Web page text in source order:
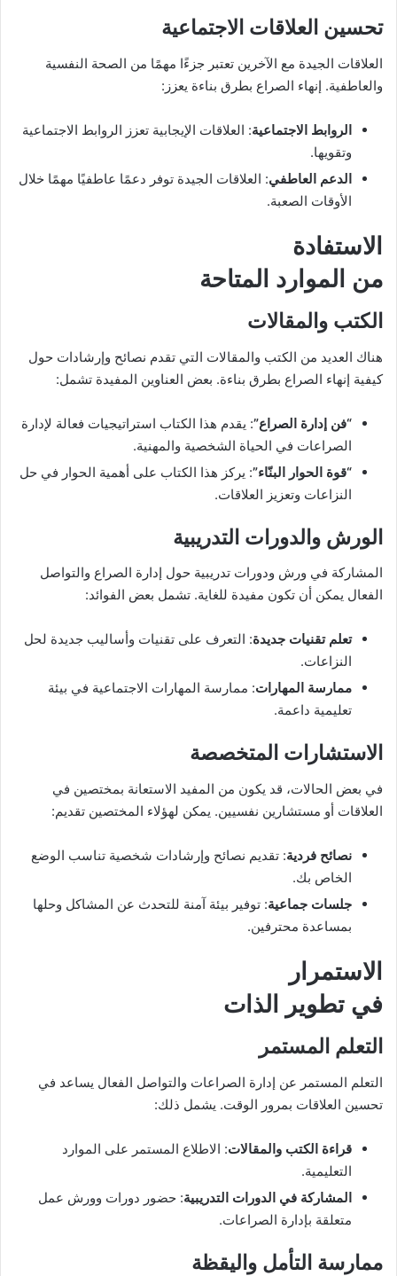
تحسين العلاقات الاجتماعية
العلاقات الجيدة مع الآخرين تعتبر جزءًا مهمًا من الصحة النفسية
والعاطفية. إنهاء الصراع بطرق بناءة يعزز:
الروابط الاجتماعية: العلاقات الإيجابية تعزز الروابط الاجتماعية
وتقويها.
الدعم العاطفي: العلاقات الجيدة توفر دعمًا عاطفيًا مهمًا خلال
الأوقات الصعبة.
الاستفادة
من الموارد المتاحة
الكتب والمقالات
هناك العديد من الكتب والمقالات التي تقدم نصائح وإرشادات حول
كيفية إنهاء الصراع بطرق بناءة. بعض العناوين المفيدة تشمل:
“فن إدارة الصراع”: يقدم هذا الكتاب استراتيجيات فعالة لإدارة
الصراعات في الحياة الشخصية والمهنية.
“قوة الحوار البنّاء”: يركز هذا الكتاب على أهمية الحوار في حل
النزاعات وتعزيز العلاقات.
الورش والدورات التدريبية
المشاركة في ورش ودورات تدريبية حول إدارة الصراع والتواصل
الفعال يمكن أن تكون مفيدة للغاية. تشمل بعض الفوائد:
تعلم تقنيات جديدة: التعرف على تقنيات وأساليب جديدة لحل
النزاعات.
ممارسة المهارات: ممارسة المهارات الاجتماعية في بيئة
تعليمية داعمة.
الاستشارات المتخصصة
في بعض الحالات، قد يكون من المفيد الاستعانة بمختصين في
العلاقات أو مستشارين نفسيين. يمكن لهؤلاء المختصين تقديم:
نصائح فردية: تقديم نصائح وإرشادات شخصية تناسب الوضع
الخاص بك.
جلسات جماعية: توفير بيئة آمنة للتحدث عن المشاكل وحلها
بمساعدة محترفين.
الاستمرار
في تطوير الذات
التعلم المستمر
التعلم المستمر عن إدارة الصراعات والتواصل الفعال يساعد في
تحسين العلاقات بمرور الوقت. يشمل ذلك:
قراءة الكتب والمقالات: الاطلاع المستمر على الموارد
التعليمية.
المشاركة في الدورات التدريبية: حضور دورات وورش عمل
متعلقة بإدارة الصراعات.
ممارسة التأمل واليقظة